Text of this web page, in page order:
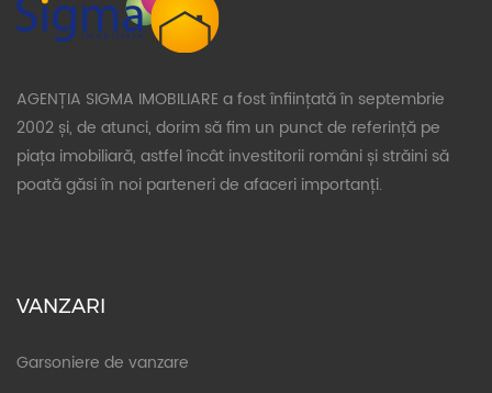
AGENȚIA SIGMA IMOBILIARE a fost înființată în septembrie
2002 și, de atunci, dorim să fim un punct de referință pe
piața imobiliară, astfel încât investitorii români și străini să
poată găsi în noi parteneri de afaceri importanți.
VANZARI
Garsoniere de vanzare